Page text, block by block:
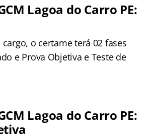
Lagoa do Carro PE:
o certame terá 02 fases
e Prova Objetiva e Teste de
Lagoa do Carro PE: